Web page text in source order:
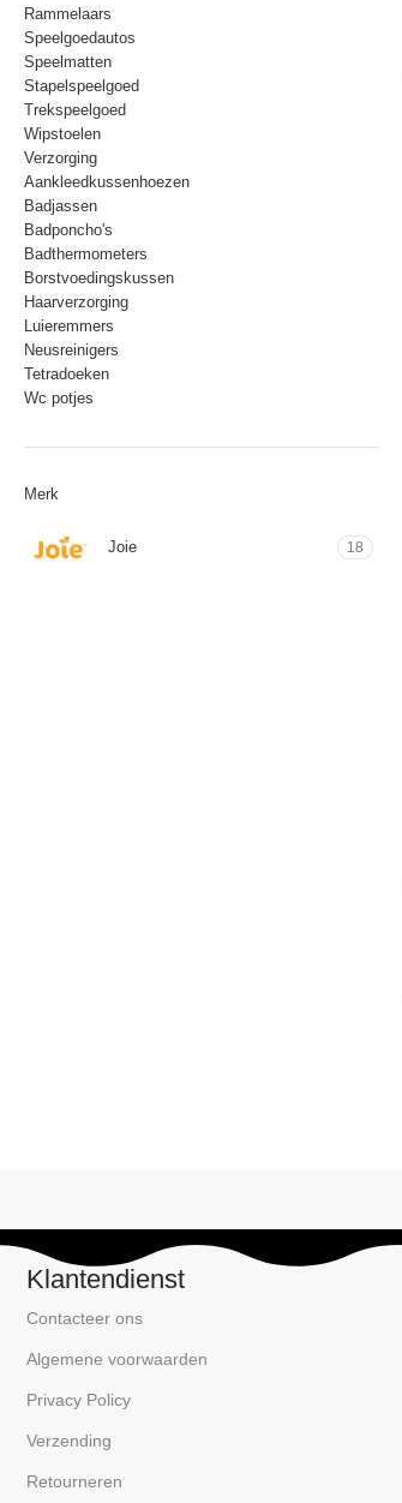
Rammelaars
Speelgoedautos
Speelmatten
Stapelspeelgoed
Trekspeelgoed
Wipstoelen
Verzorging
Aankleedkussenhoezen
Badjassen
Badponcho's
Badthermometers
Borstvoedingskussen
Haarverzorging
Luieremmers
Neusreinigers
Tetradoeken
Wc potjes
Merk
Joie 18
Klantendienst
Contacteer ons
Algemene voorwaarden
Privacy Policy
Verzending
Retourneren